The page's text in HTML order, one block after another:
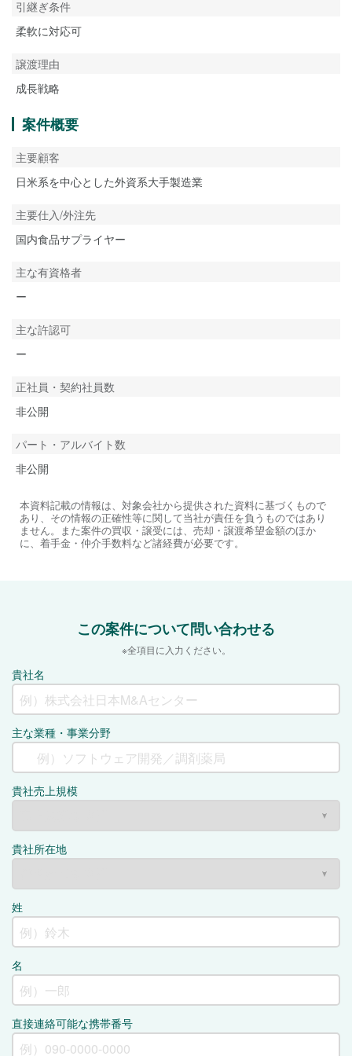
引継ぎ条件
柔軟に対応可
譲渡理由
成長戦略
案件概要
主要顧客
日米系を中心とした外資系大手製造業
主要仕入/外注先
国内食品サプライヤー
主な有資格者
ー
主な許認可
ー
正社員・契約社員数
非公開
パート・アルバイト数
非公開
本資料記載の情報は、対象会社から提供された資料に基づくもので
あり、その情報の正確性等に関して当社が責任を負うものではあり
ません。また案件の買収・譲受には、売却・譲渡希望金額のほか
に、着手金・仲介手数料など諸経費が必要です。